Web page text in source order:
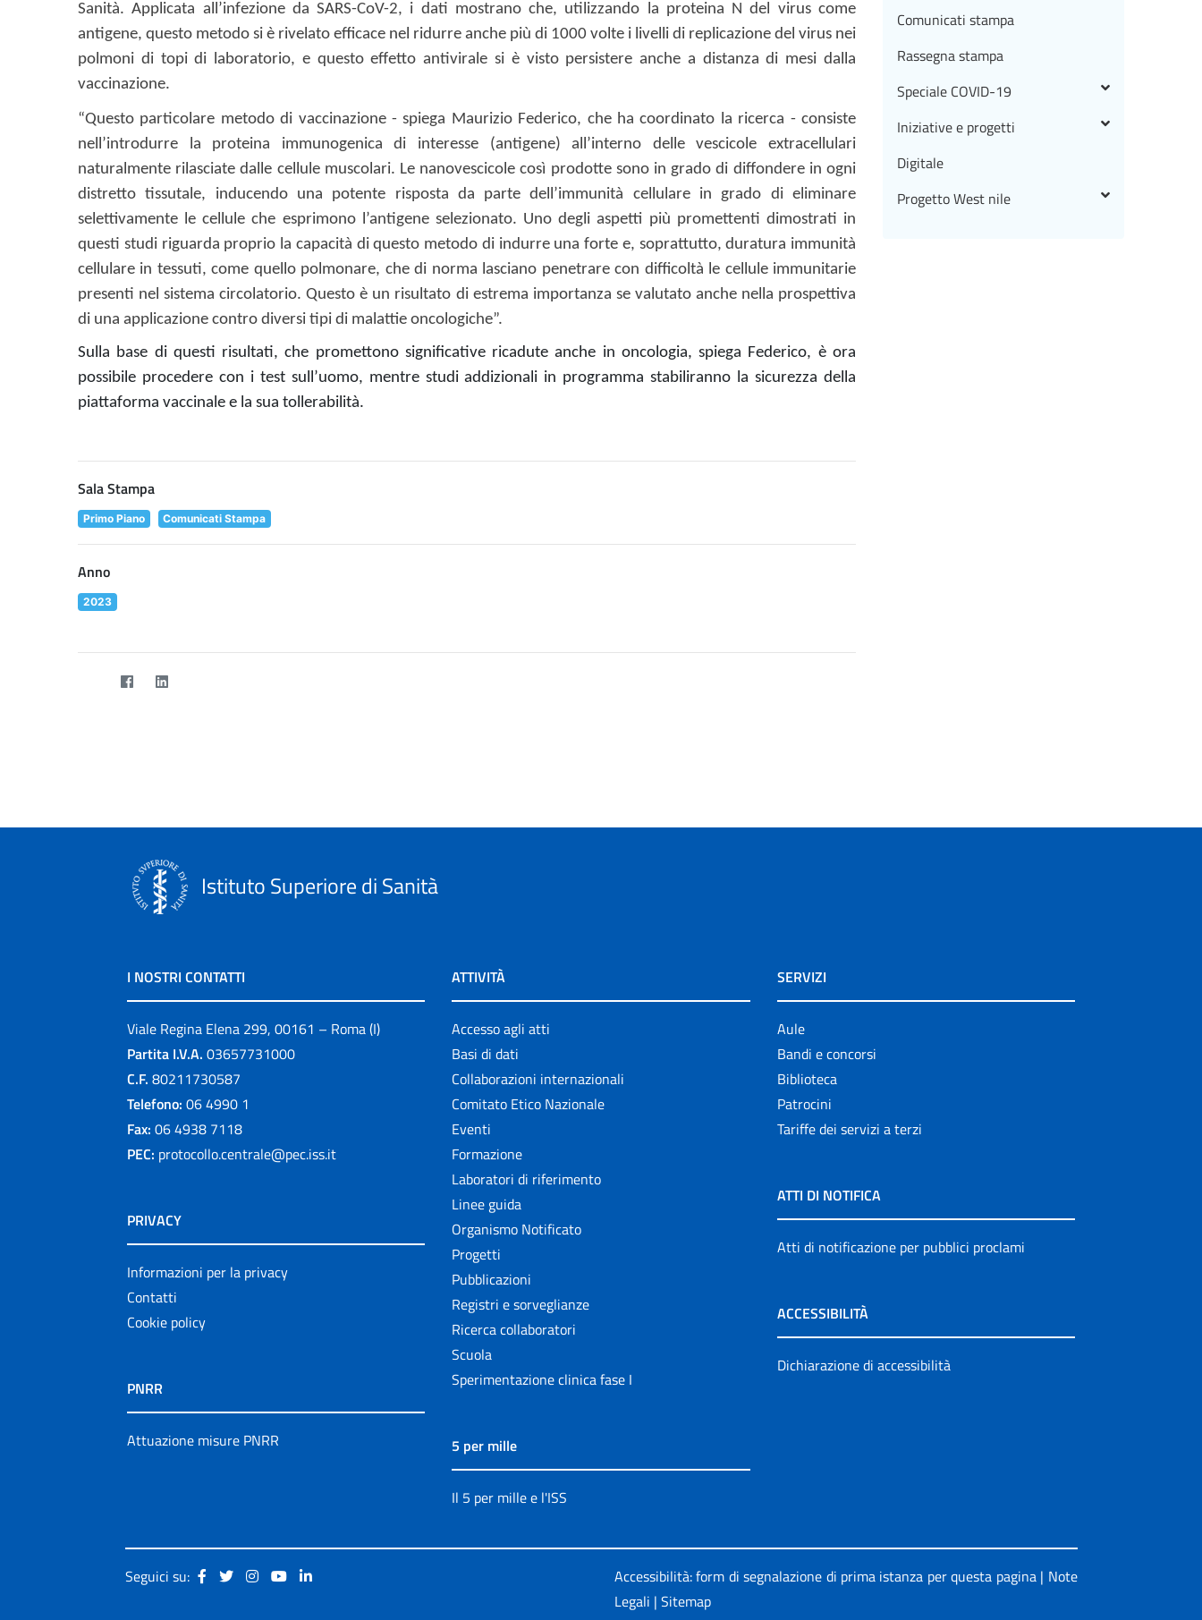
Sanità. Applicata all’infezione da SARS-CoV-2, i dati mostrano che, utilizzando la proteina N del virus come
antigene, questo metodo si è rivelato efficace nel ridurre anche più di 1000 volte i livelli di replicazione del virus nei
polmoni di topi di laboratorio, e questo effetto antivirale si è visto persistere anche a distanza di mesi dalla
vaccinazione.
“Questo particolare metodo di vaccinazione - spiega Maurizio Federico, che ha coordinato la ricerca - consiste
nell’introdurre la proteina immunogenica di interesse (antigene) all’interno delle vescicole extracellulari
naturalmente rilasciate dalle cellule muscolari. Le nanovescicole così prodotte sono in grado di diffondere in ogni
distretto tissutale, inducendo una potente risposta da parte dell’immunità cellulare in grado di eliminare
selettivamente le cellule che esprimono l’antigene selezionato. Uno degli aspetti più promettenti dimostrati in
questi studi riguarda proprio la capacità di questo metodo di indurre una forte e, soprattutto, duratura immunità
cellulare in tessuti, come quello polmonare, che di norma lasciano penetrare con difficoltà le cellule immunitarie
presenti nel sistema circolatorio. Questo è un risultato di estrema importanza se valutato anche nella prospettiva
di una applicazione contro diversi tipi di malattie oncologiche”.
Sulla base di questi risultati, che promettono significative ricadute anche in oncologia, spiega Federico, è ora
possibile procedere con i test sull’uomo, mentre studi addizionali in programma stabiliranno la sicurezza della
piattaforma vaccinale e la sua tollerabilità.
Sala Stampa
Primo Piano Comunicati Stampa
Anno
2023
Comunicati stampa
Rassegna stampa
Speciale COVID-19
Iniziative e progetti
Digitale
Progetto West nile
Istituto Superiore di Sanità
I NOSTRI CONTATTI
Viale Regina Elena 299, 00161 – Roma (I)
Partita I.V.A. 03657731000
C.F. 80211730587
Telefono: 06 4990 1
Fax: 06 4938 7118
PEC: protocollo.centrale@pec.iss.it
PRIVACY
Informazioni per la privacy
Contatti
Cookie policy
PNRR
Attuazione misure PNRR
ATTIVITÀ
Accesso agli atti
Basi di dati
Collaborazioni internazionali
Comitato Etico Nazionale
Eventi
Formazione
Laboratori di riferimento
Linee guida
Organismo Notificato
Progetti
Pubblicazioni
Registri e sorveglianze
Ricerca collaboratori
Scuola
Sperimentazione clinica fase I
5 per mille
Il 5 per mille e l'ISS
SERVIZI
Aule
Bandi e concorsi
Biblioteca
Patrocini
Tariffe dei servizi a terzi
ATTI DI NOTIFICA
Atti di notificazione per pubblici proclami
ACCESSIBILITÀ
Dichiarazione di accessibilità
Seguici su: Accessibilità: form di segnalazione di prima istanza per questa pagina| Note
Legali | Sitemap